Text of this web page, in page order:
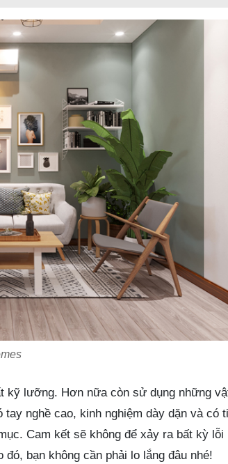
kỹ lưỡng. Hơn nữa còn sử dụng những
nghề cao, kinh nghiệm dày dặn và có
Cam kết sẽ không để xảy ra bất kỳ lỗi
bạn không cần phải lo lắng đâu nhé!